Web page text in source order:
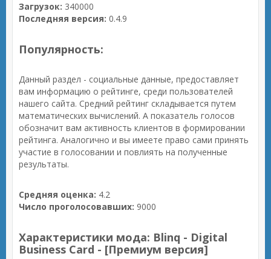
Загрузок: 340000
Последняя версия: 0.4.9
Популярность:
Данный раздел - социальные данные, предоставляет
вам информацию о рейтинге, среди пользователей
нашего сайта. Средний рейтинг складывается путем
математических вычислений. А показатель голосов
обозначит вам активность клиентов в формировании
рейтинга. Аналогично и вы имеете право сами принять
участие в голосовании и повлиять на полученные
результаты.
Средняя оценка: 4.2
Число проголосовавших: 9000
Характеристики мода: Blinq - Digital
Business Card - [Премиум версия]